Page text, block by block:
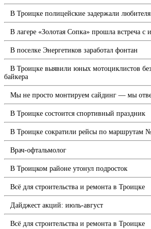
В Троицке полицейские задержали
В лагере «Золотая Сопка» прошла встреча с
В поселке Энергетиков заработал фонтан
В Троицке выявили юных мотоциклистов
байкера
Мы не просто монтируем сайдинг — мы
В Троицке состоится спортивный праздник
В Троицке сократили рейсы по маршрутам
Врач-офтальмолог
В Троицком районе утонул подросток
Всё для строительства и ремонта в Троицке
Дайджест акций: июль-август
Всё для строительства и ремонта в Троицке